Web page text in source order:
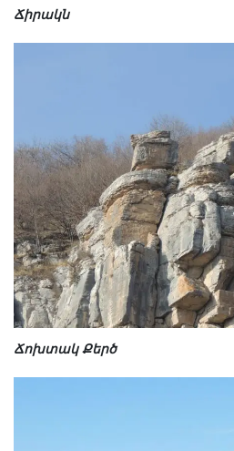
Ճիրակն
Ճոխտակ Քերծ